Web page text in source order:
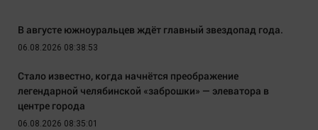
В августе южноуральцев ждёт главный звездопад года.
06.08.2026 08:38:53
Стало известно, когда начнётся преображение
легендарной челябинской «заброшки» — элеватора в
центре города
06.08.2026 08:35:01